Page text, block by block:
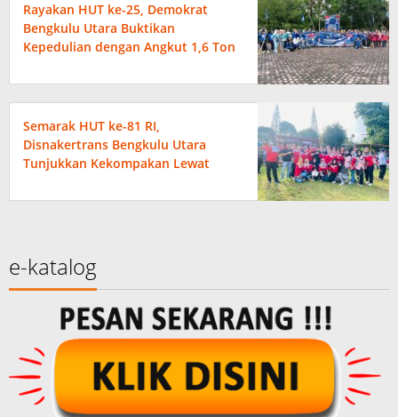
Rayakan HUT ke-25, Demokrat
Bengkulu Utara Buktikan
Kepedulian dengan Angkut 1,6 Ton
Semarak HUT ke-81 RI,
Disnakertrans Bengkulu Utara
Tunjukkan Kekompakan Lewat
e-katalog